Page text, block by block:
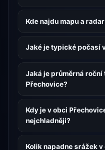
Kde najdu mapu a
Jaké je typické počasí
Jaká je průměrná roční
Přechovice?
Kdy je v obci
nejchladněji?
Kolik napadne srážek